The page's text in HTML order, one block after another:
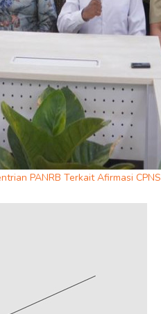
PANRB Terkait Afirmasi CPNS